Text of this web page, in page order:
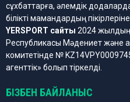
сұхбаттарға, әлемдік
білікті мамандардың
YERSPORT сайты 2024 жылдың
Республикасы Мәдениет және
комитетінде №
агенттік» болып тіркелді.
БІЗБЕН БАЙЛАНЫС